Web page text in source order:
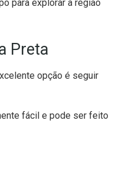
para explorar a região
Preta
opção é seguir
fácil e pode ser feito